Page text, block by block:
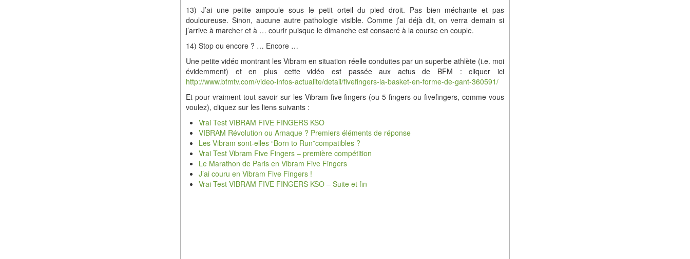
13) J’ai une petite ampoule sous le petit orteil du pied droit. Pas bien méchante et pas
douloureuse. Sinon, aucune autre pathologie visible. Comme j’ai déjà dit, on verra demain si
j’arrive à marcher et à … courir puisque le dimanche est consacré à la course en couple.
14) Stop ou encore ? … Encore …
Une petite vidéo montrant les Vibram en situation réelle conduites par un superbe athlète (i.e. moi
évidemment) et en plus cette vidéo est passée aux actus de BFM : cliquer ici
http://www.bfmtv.com/video-infos-actualite/detail/fivefingers-la-basket-en-forme-de-gant-360591/
Et pour vraiment tout savoir sur les Vibram five fingers (ou 5 fingers ou fivefingers, comme vous
voulez), cliquez sur les liens suivants :
Vrai Test VIBRAM FIVE FINGERS KSO
VIBRAM Révolution ou Arnaque ? Premiers éléments de réponse
Les Vibram sont-elles “Born to Run”compatibles ?
Vrai Test Vibram Five Fingers – première compétition
Le Marathon de Paris en Vibram Five Fingers
J’ai couru en Vibram Five Fingers !
Vrai Test VIBRAM FIVE FINGERS KSO – Suite et fin